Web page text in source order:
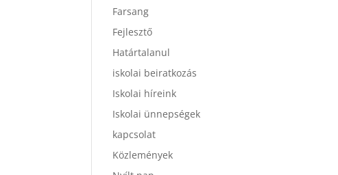
Farsang
Fejlesztő
Határtalanul
iskolai beiratkozás
Iskolai híreink
Iskolai ünnepségek
kapcsolat
Közlemények